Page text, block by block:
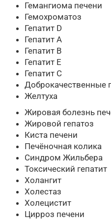
Гемангиома печени
Гемохроматоз
Гепатит D
Гепатит А
Гепатит В
Гепатит Е
Гепатит С
Доброкачественные
Желтуха
Жировая болезнь
Жировой гепатоз
Киста печени
Печёночная колика
Синдром Жильбера
Токсический гепатит
Холангит
Холестаз
Холецистит
Цирроз печени